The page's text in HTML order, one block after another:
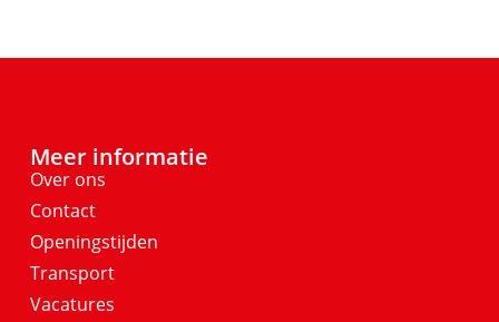
Meer informatie
Over ons
Contact
Openingstijden
Transport
Vacatures